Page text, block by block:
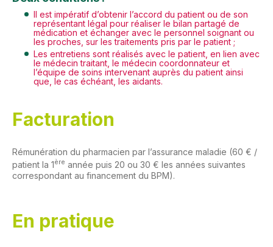
Il est impératif d’obtenir l’accord du patient ou de son
représentant légal pour réaliser le bilan partagé de
médication et échanger avec le personnel soignant ou
les proches, sur les traitements pris par le patient ;
Les entretiens sont réalisés avec le patient, en lien avec
le médecin traitant, le médecin coordonnateur et
l’équipe de soins intervenant auprès du patient ainsi
que, le cas échéant, les aidants.
Facturation
Rémunération du pharmacien par l’assurance maladie (60 € /
patient la 1ère année puis 20 ou 30 € les années suivantes
correspondant au financement du BPM).
En pratique